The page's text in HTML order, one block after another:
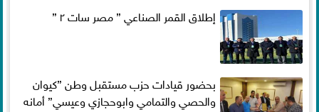
إطلاق القمر الصناعي ” مصر سات ٢ ”
بحضور قيادات حزب مستقبل وطن ”كيوان
والحصي والتمامي وابوحجازي وعيسي” أمانه